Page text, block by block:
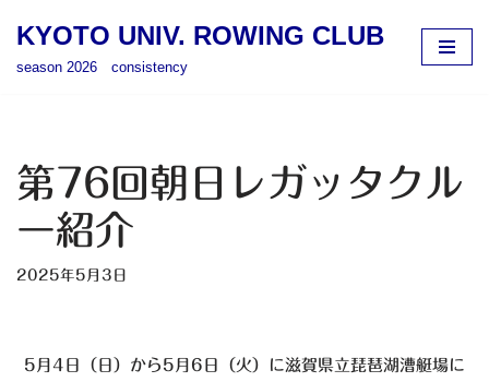
ツ
へ
ッ
KYOTO UNIV. ROWING CLUB
season 2026 consistency
第76回朝日レガッタクル
ー紹介
2025年5月3日
5月4日（日）から5月6日（火）に滋賀県立琵琶湖漕艇場に